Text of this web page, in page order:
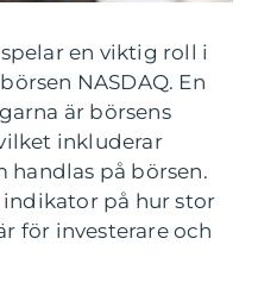
en viktig roll i
NASDAQ. En
är börsens
inkluderar
handlas på börsen.
på hur stor
för investerare och